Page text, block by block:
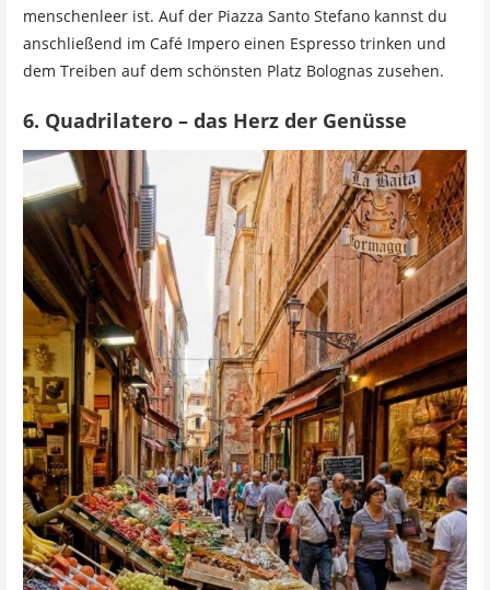
menschenleer ist. Auf der Piazza Santo Stefano kannst du
anschließend im Café Impero einen Espresso trinken und
dem Treiben auf dem schönsten Platz Bolognas zusehen.
6. Quadrilatero – das Herz der Genüsse